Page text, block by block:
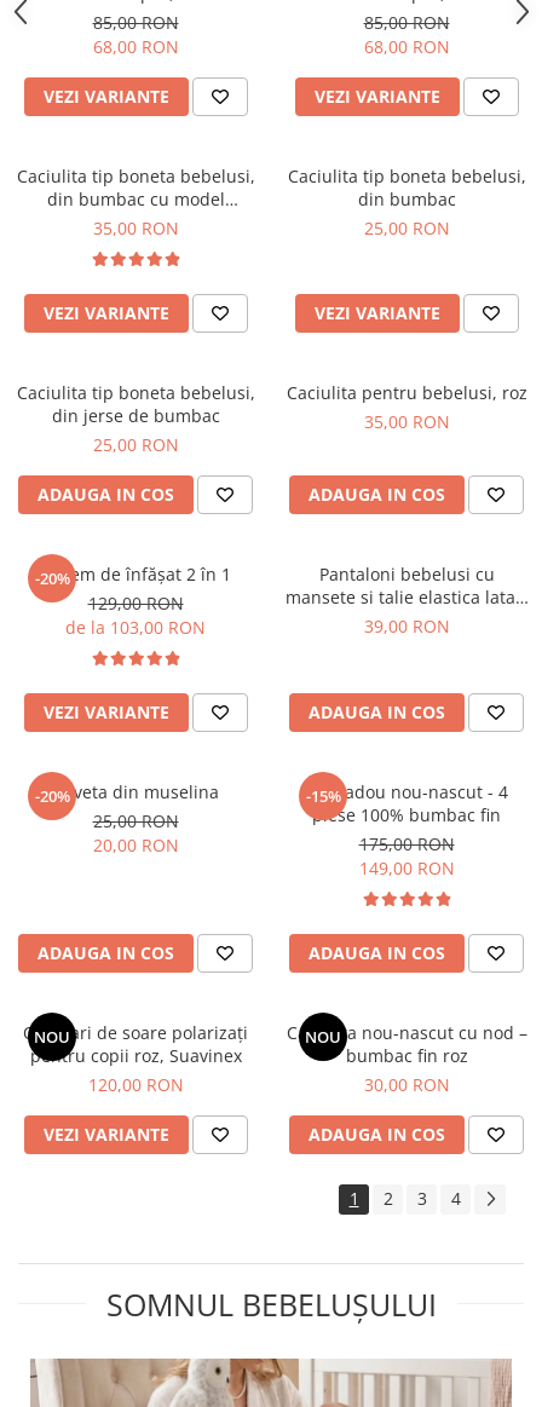
pe picior
85,00 RON
68,00 RON
VEZI VARIANTE
pe picior
85,00 RON
68,00 RON
VEZI VARIANTE
Caciulita tip boneta bebelusi,
din bumbac cu model
pointelle
35,00 RON
VEZI VARIANTE
Caciulita tip boneta bebelusi,
din bumbac
25,00 RON
VEZI VARIANTE
Caciulita tip boneta bebelusi,
din jerse de bumbac
25,00 RON
ADAUGA IN COS
Caciulita pentru bebelusi, roz
35,00 RON
ADAUGA IN COS
-20%
Sistem de înfășat 2 în 1
129,00 RON
de la 103,00 RON
VEZI VARIANTE
Pantaloni bebelusi cu
mansete si talie elastica lata –
Jerse de bumbac premium,
39,00 RON
ADAUGA IN COS
-20%Baveta din muselina
25,00 RON
20,00 RON
ADAUGA IN COS
-15%
Set cadou nou-nascut - 4
piese 100% bumbac fin
175,00 RON
149,00 RON
ADAUGA IN COS
NOU
Ochelari de soare polarizați
pentru copii roz, Suavinex
120,00 RON
VEZI VARIANTE
NOU
Caciulita nou-nascut cu nod –
bumbac fin roz
30,00 RON
ADAUGA IN COS
1 2 3 4
SOMNUL BEBELUȘULUI